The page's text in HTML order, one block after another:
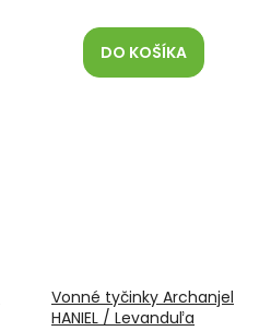
DO KOŠÍKA
Vonné tyčinky Archanjel
HANIEL / Levanduľa